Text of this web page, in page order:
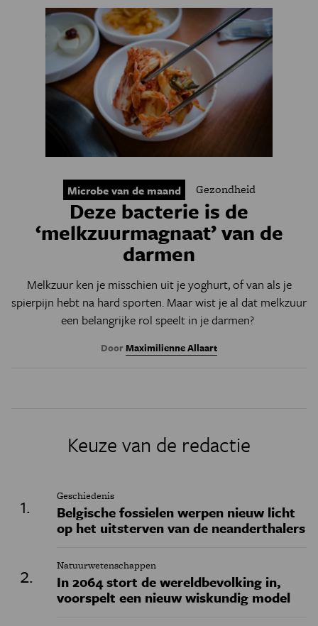
Microbe van de maand Gezondheid
Deze bacterie is de
‘melkzuurmagnaat’ van de
darmen
Melkzuur ken je misschien uit je yoghurt, of van als je
spierpijn hebt na hard sporten. Maar wist je al dat melkzuur
een belangrijke rol speelt in je darmen?
DoorMaximilienne Allaart
Keuze van de redactie
Geschiedenis
Belgische fossielen werpen nieuw licht
op het uitsterven van de neanderthalers
Natuurwetenschappen
In 2064 stort de wereldbevolking in,
voorspelt een nieuw wiskundig model